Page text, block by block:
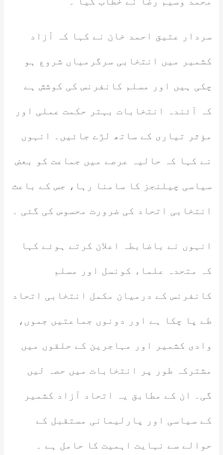
سردار عتیق احمد خان نے کہا کہ آزاد
کشمیر میں انتخابی سرگرمیاں شروع ہو
چکی ہیں اور مسلم کانفرنس کی کوشش ہے
کہ آئندہ انتخابات بہتر حکمت عملی اور
مؤثر تیاری کے ساتھ لڑے جائیں۔ انہوں
نے کہا کہ حالیہ عرصے میں جماعت کو بعض
سیاسی چیلنجز کا سامنا رہا، جس کے باعث
انتخابی اتحاد کی ضرورت محسوس کی گئی ۔
انہوں نے باضابطہ اعلان کرتے ہوئے کہا
کہ متحدہ علماء کونسل اور مسلم
کانفرنس کے درمیان مکمل انتخابی اتحاد
طے پا چکا ہے اور دونوں جماعتیں جموں،
وادی کشمیر اور مہاجرین کے حلقوں میں
مشترکہ طور پر انتخابات میں حصہ لیں
گی۔ ان کے مطابق یہ اتحاد آزاد کشمیر
کے سیاسی اور پارلیمانی مستقبل کے
حوالے سے نہایت اہمیت کا حامل ہے ۔